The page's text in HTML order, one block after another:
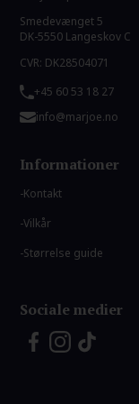
Smedevænget 5
DK-5550 Langeskov C
CVR: DK28504071
+45 60 53 18 27
info@marjoe.no
Informationer
Kontakt
Vilkår
Størrelse guide
Sociale medier